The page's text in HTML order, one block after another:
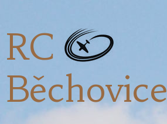
RC
Běchovice